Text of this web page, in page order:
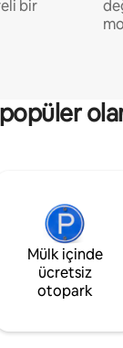
bir
Mülk içinde
ücretsiz
otopark